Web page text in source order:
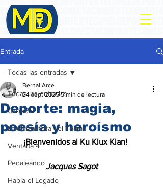
Entrada
Todas las entradas
Opinión
La ultima hora del Team
Ventana 4
Pedaleando
Habla el Legado
Todas las entradas
Deporte: magia,
poesía y heroísmo
Bernal Arce
24 sept 2025 5 min de lectura
       ¡Bienvenidos al Ku Klux Klan!
                  Jacques Sagot